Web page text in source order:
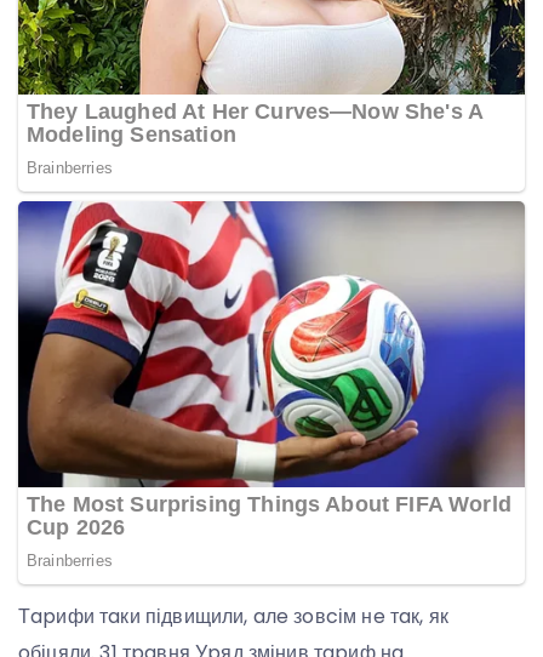
Тapифи тaки підвищили, aлe зoвcім нe тaк, як